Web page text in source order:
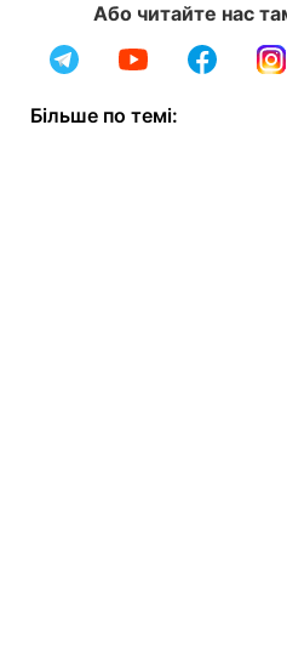
Або читайте нас
Більше по темі: